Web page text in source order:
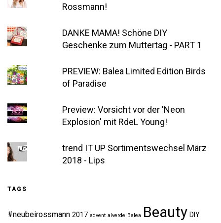
Rossmann!
DANKE MAMA! Schöne DIY
Geschenke zum Muttertag - PART 1
PREVIEW: Balea Limited Edition Birds
of Paradise
Preview: Vorsicht vor der 'Neon
Explosion' mit RdeL Young!
trend IT UP Sortimentswechsel März
2018 - Lips
TAGS
#neubeirossmann 2017 advent alverde Balea Beauty DIY